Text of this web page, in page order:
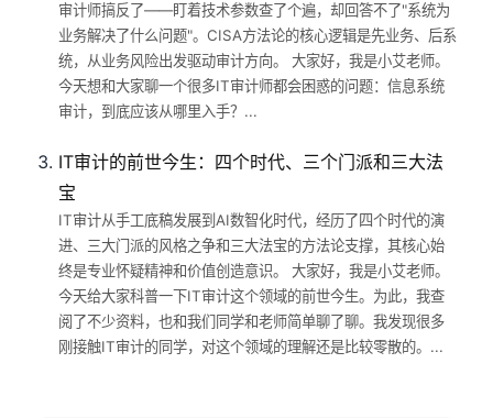
审计师搞反了——盯着技术参数查了个遍，却回答不了"系统为
业务解决了什么问题"。CISA方法论的核心逻辑是先业务、后系
统，从业务风险出发驱动审计方向。 大家好，我是小艾老师。
今天想和大家聊一个很多IT审计师都会困惑的问题：信息系统
审计，到底应该从哪里入手？...
IT审计的前世今生：四个时代、三个门派和三大法
宝
IT审计从手工底稿发展到AI数智化时代，经历了四个时代的演
进、三大门派的风格之争和三大法宝的方法论支撑，其核心始
终是专业怀疑精神和价值创造意识。 大家好，我是小艾老师。
今天给大家科普一下IT审计这个领域的前世今生。为此，我查
阅了不少资料，也和我们同学和老师简单聊了聊。我发现很多
刚接触IT审计的同学，对这个领域的理解还是比较零散的。...